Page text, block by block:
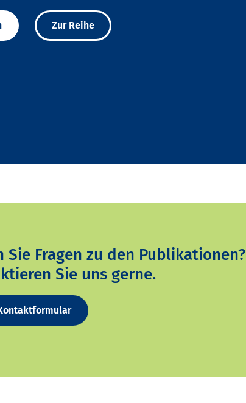
Zur Reihe
Sie Fragen zu den Publikationen?
Sie uns gerne.